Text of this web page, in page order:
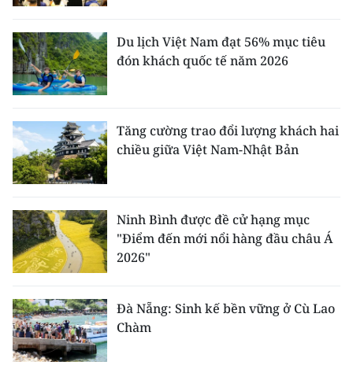
Du lịch Việt Nam đạt 56% mục tiêu
đón khách quốc tế năm 2026
Tăng cường trao đổi lượng khách hai
chiều giữa Việt Nam-Nhật Bản
Ninh Bình được đề cử hạng mục
"Điểm đến mới nổi hàng đầu châu Á
2026"
Đà Nẵng: Sinh kế bền vững ở Cù Lao
Chàm